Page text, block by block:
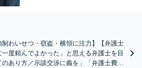
わいせつ・窃盗・横領に注力】【弁護士
度頼んでよかった」と思える弁護士を目
あり方／示談交渉に義を」「弁護士費用